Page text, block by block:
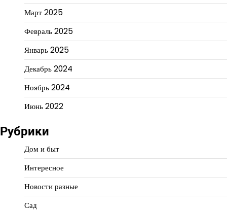
Март 2025
Февраль 2025
Январь 2025
Декабрь 2024
Ноябрь 2024
Июнь 2022
Рубрики
Дом и быт
Интересное
Новости разные
Сад